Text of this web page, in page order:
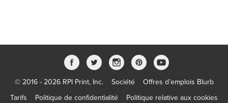
© 2016 - 2026 RPI Print, Inc. Société
Offres d’emplois Blurb
Tarifs
Politique de confidentialité Politique relative aux cookies